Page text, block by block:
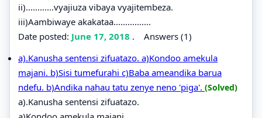
ii)............vyajiuza vibaya vyajitembeza.
iii)Aambiwaye akakataa................
Date posted: June 17, 2018 . Answers (1)
a).Kanusha sentensi zifuatazo. a)Kondoo amekula
majani. b)Sisi tumefurahi c)Baba ameandika barua
ndefu. b)Andika nahau tatu zenye neno 'piga'. (Solved)
a).Kanusha sentensi zifuatazo.